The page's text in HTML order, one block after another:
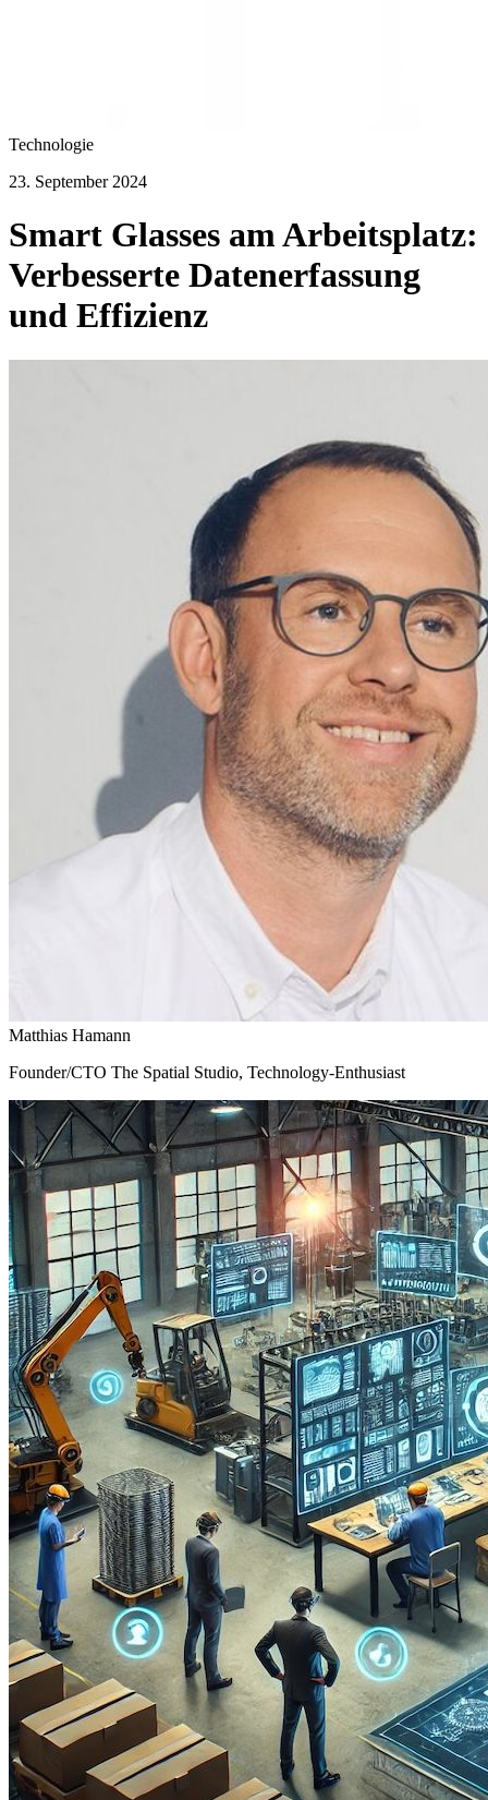
Technologie
23. September 2024
Smart Glasses am Arbeitsplatz:
Verbesserte Datenerfassung
und Effizienz
Matthias Hamann
Founder/CTO The Spatial Studio, Technology-Enthusiast